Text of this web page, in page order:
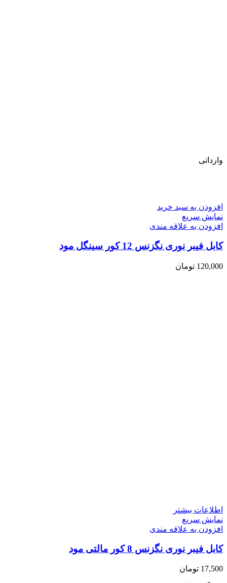
وارداتی
افزودن به سبد خرید
نمایش سریع
افزودن به علاقه مندی
کابل فیبر نوری نگزنس 12 کور سینگل مود
120,000 تومان
اطلاعات بیشتر
نمایش سریع
افزودن به علاقه مندی
کابل فیبر نوری نگزنس 8 کور مالتی مود
17,500 تومان